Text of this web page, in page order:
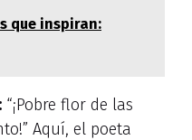
que inspiran:
“¡Pobre flor de las
Aquí, el poeta